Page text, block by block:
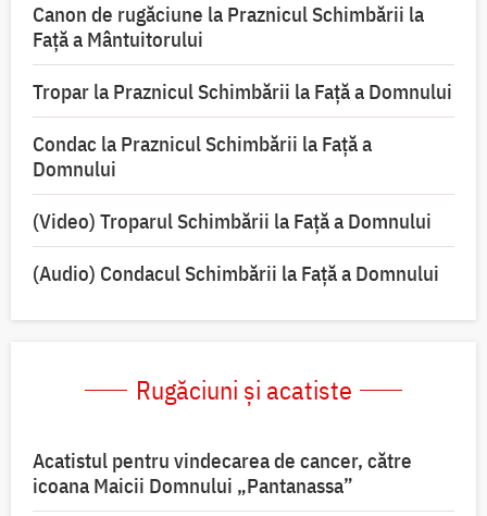
Canon de rugăciune la Praznicul Schimbării la
Față a Mântuitorului
Tropar la Praznicul Schimbării la Faţă a Domnului
Condac la Praznicul Schimbării la Faţă a
Domnului
(Video) Troparul Schimbării la Față a Domnului
(Audio) Condacul Schimbării la Față a Domnului
Rugăciuni și acatiste
Acatistul pentru vindecarea de cancer, către
icoana Maicii Domnului „Pantanassa”